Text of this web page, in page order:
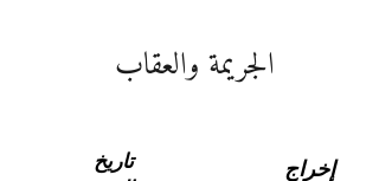
الجريمة والعقاب
تاريخ
إخراج